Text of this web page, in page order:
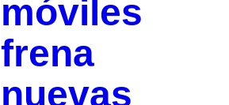
móviles
frena
nuevas